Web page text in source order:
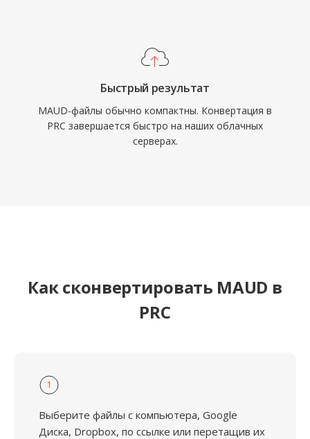
Быстрый результат
MAUD-файлы обычно компактны. Конвертация в
PRC завершается быстро на наших облачных
серверах.
Как сконвертировать MAUD в
PRC
1
Выберите файлы с компьютера, Google
Диска, Dropbox, по ссылке или перетащив их